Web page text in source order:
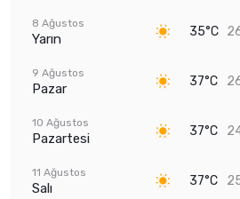
8 Ağustos
Yarın 35°C
9 Ağustos
Pazar 37°C
10 Ağustos
Pazartesi 37°C
11 Ağustos
Salı 37°C